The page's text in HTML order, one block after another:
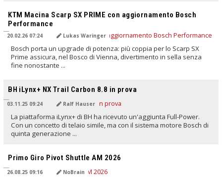
KTM Macina Scarp SX PRIME con aggiornamento Bosch
Performance
20.02.26 07:24 Lukas Waringer
Bosch porta un upgrade di potenza: più coppia per lo Scarp SX
Prime assicura, nel Bosco di Vienna, divertimento in sella senza
fine nonostante ...
BH iLynx+ NX Trail Carbon 8.8 in prova
03.11.25 09:24 Ralf Hauser
La piattaforma iLynx+ di BH ha ricevuto un'aggiunta Full-Power.
Con un concetto di telaio simile, ma con il sistema motore Bosch di
quinta generazione ...
Primo Giro Pivot Shuttle AM 2026
26.08.25 09:16 NoBrain